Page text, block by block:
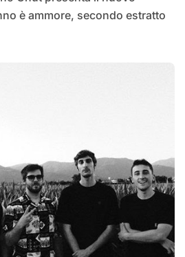
è ammore, secondo estratto